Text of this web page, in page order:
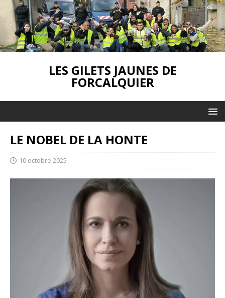
LES GILETS JAUNES DE
FORCALQUIER
LE NOBEL DE LA HONTE
10 octobre 2025